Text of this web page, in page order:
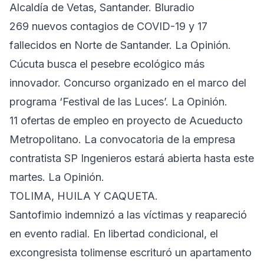
Alcaldía de Vetas, Santander. Bluradio
269 nuevos contagios de COVID-19 y 17
fallecidos en Norte de Santander. La Opinión.
Cúcuta busca el pesebre ecológico más
innovador. Concurso organizado en el marco del
programa ‘Festival de las Luces’. La Opinión.
11 ofertas de empleo en proyecto de Acueducto
Metropolitano. La convocatoria de la empresa
contratista SP Ingenieros estará abierta hasta este
martes. La Opinión.
TOLIMA, HUILA Y CAQUETA.
Santofimio indemnizó a las víctimas y reapareció
en evento radial. En libertad condicional, el
excongresista tolimense escrituró un apartamento